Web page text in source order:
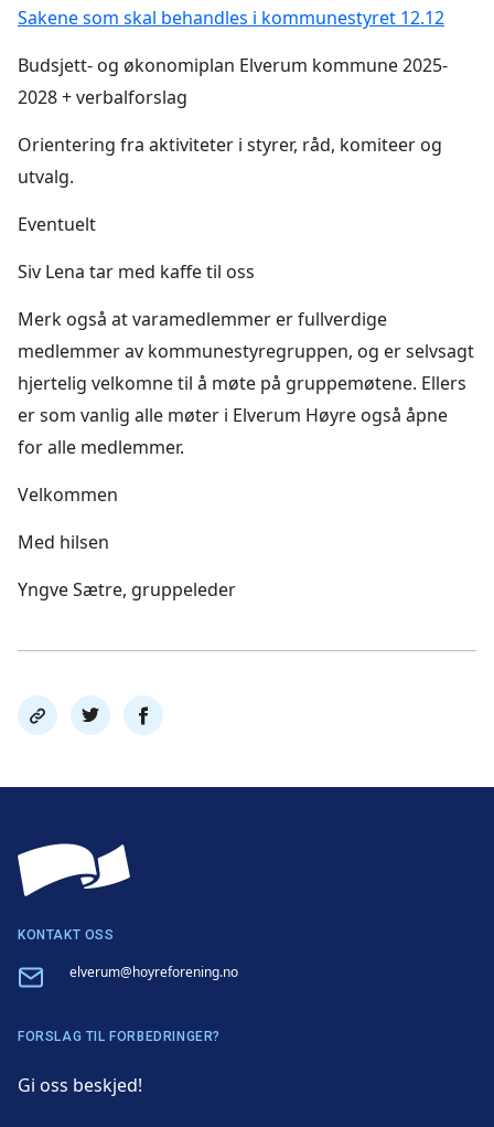
Sakene som skal behandles i kommunestyret 12.12
Budsjett- og økonomiplan Elverum kommune 2025-
2028 + verbalforslag
Orientering fra aktiviteter i styrer, råd, komiteer og
utvalg.
Eventuelt
Siv Lena tar med kaffe til oss
Merk også at varamedlemmer er fullverdige
medlemmer av kommunestyregruppen, og er selvsagt
hjertelig velkomne til å møte på gruppemøtene. Ellers
er som vanlig alle møter i Elverum Høyre også åpne
for alle medlemmer.
Velkommen
Med hilsen
Yngve Sætre, gruppeleder
Del
link
Del
på
Del
på
KONTAKT OSS
Email elverum@hoyreforening.no
FORSLAG TIL FORBEDRINGER?
Gi oss beskjed!